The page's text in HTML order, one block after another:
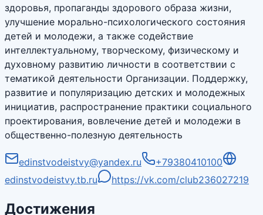
здоровья, пропаганды здорового образа жизни,
улучшение морально-психологического состояния
детей и молодежи, а также содействие
интеллектуальному, творческому, физическому и
духовному развитию личности в соответствии с
тематикой деятельности Организации. Поддержку,
развитие и популяризацию детских и молодежных
инициатив, распространение практики социального
проектирования, вовлечение детей и молодежи в
общественно-полезную деятельность
edinstvodeistvy@yandex.ru
+79380410100
edinstvodeistvy.tb.ru
https://vk.com/club236027219
Достижения